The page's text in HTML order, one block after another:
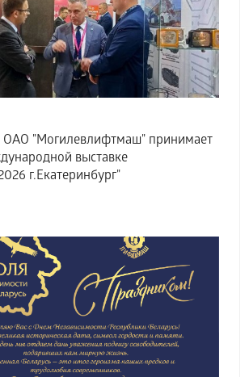
ОАО "Могилевлифтмаш" принимает
выставке
г.Екатеринбург"